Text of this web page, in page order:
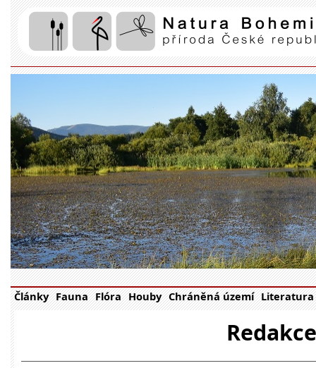
Články Fauna Flóra Houby Chráněná území Literatura
Redakce